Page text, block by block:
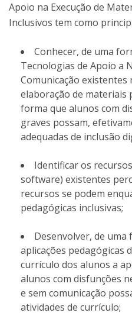
Apoio na Execução de
Inclusivos tem como
Conhecer, de uma
Tecnologias de Apoio a
Comunicação
elaboração de materiais
forma que alunos com
graves possam,
adequadas de inclusão
Identificar os
software) existentes
recursos se podem
pedagógicas inclusivas;
Desenvolver, de uma
aplicações pedagógicas
currículo dos alunos a
alunos com disfunções
e sem comunicação
atividades de currículo;